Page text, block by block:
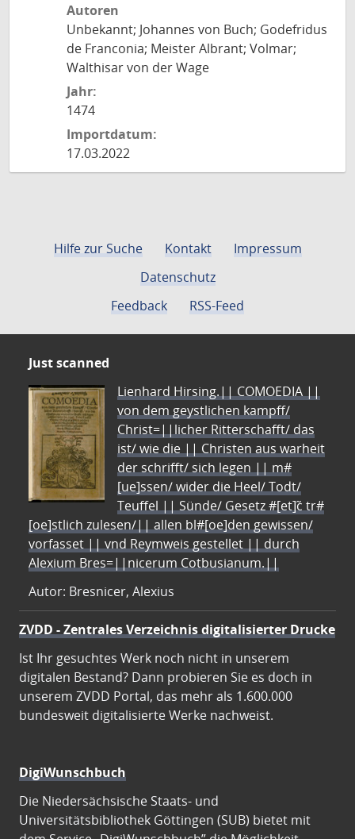
Autoren
Unbekannt; Johannes von Buch; Godefridus
de Franconia; Meister Albrant; Volmar;
Walthisar von der Wage
Jahr:
1474
Importdatum:
17.03.2022
Hilfe zur Suche Kontakt
Impressum
Datenschutz
Feedback
RSS-Feed
Just scanned
Lienhard Hirsing.|| COMOEDIA ||
von dem geystlichen kampff/
Christ=||licher Ritterschafft/ das
ist/ wie die || Christen aus warheit
der schrifft/ sich legen || m#
[ue]ssen/ wider die Heel/ Todt/
Teuffel || Sünde/ Gesetz #[et]c̃ tr#
[oe]stlich zulesen/|| allen bl#[oe]den gewissen/
vorfasset || vnd Reymweis gestellet || durch
Alexium Bres=||nicerum Cotbusianum.||
Autor: Bresnicer, Alexius
ZVDD - Zentrales Verzeichnis digitalisierter Drucke
Ist Ihr gesuchtes Werk noch nicht in unserem
digitalen Bestand? Dann probieren Sie es doch in
unserem ZVDD Portal, das mehr als 1.600.000
bundesweit digitalisierte Werke nachweist.
DigiWunschbuch
Die Niedersächsische Staats- und
Universitätsbibliothek Göttingen (SUB) bietet mit